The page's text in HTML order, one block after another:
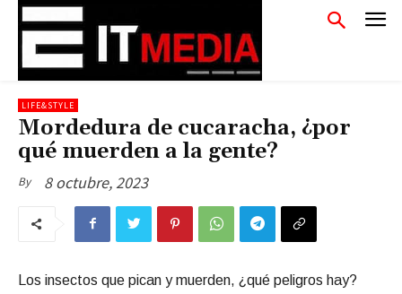
LIFE&STYLE
Mordedura de cucaracha, ¿por
qué muerden a la gente?
By 8 octubre, 2023
Los insectos que pican y muerden, ¿qué peligros hay?